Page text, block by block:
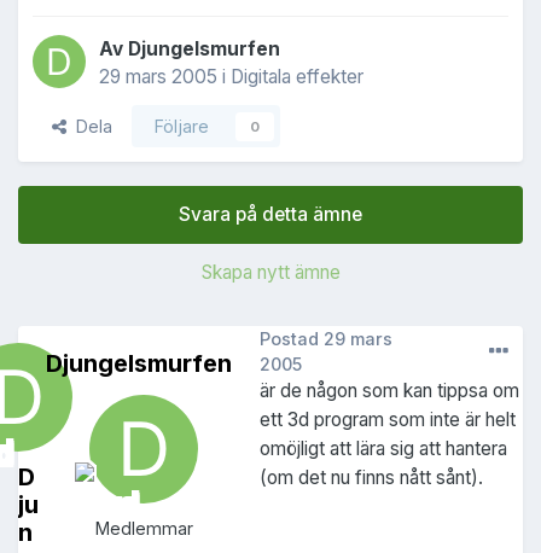
Av Djungelsmurfen
29 mars 2005 i Digitala effekter
Dela Följare 0
Svara på detta ämne
Skapa nytt ämne
D
ju
n
Djungelsmurfen
Medlemmar
Postad 29 mars
2005
är de någon som kan tippsa om
ett 3d program som inte är helt
omöjligt att lära sig att hantera
(om det nu finns nått sånt).